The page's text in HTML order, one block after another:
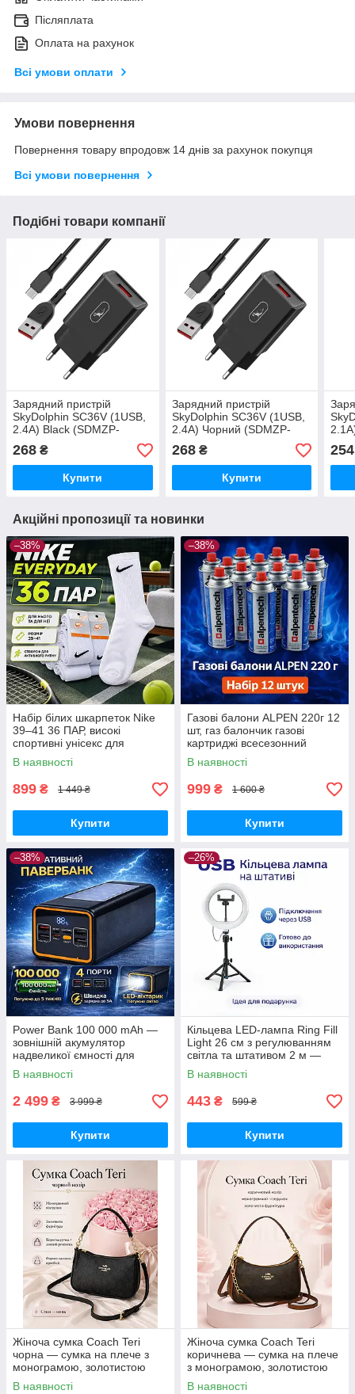
Післяплата
Оплата на рахунок
Всі умови оплати
Умови повернення
Повернення товару впродовж 14 днів за рахунок покупця
Всі умови повернення
Подібні товари компанії
Зарядний пристрій
SkyDolphin SC36V (1USB,
2.4A) Black (SDMZP-
000176) + кабель
microUSB
268 ₴
Купити
Зарядний пристрій
SkyDolphin SC36V (1USB,
2.4A) Чорний (SDMZP-
000176) + кабель
microUSB, 36 Вт
268₴
Купити
254
Акційні пропозиції та новинки
–38%
Набір білих шкарпеток Nike
39–41 36 ПАР, високі
спортивні унісекс для
щоденного використання
В наявності
899 ₴ 1 449 ₴
Купити
–38%
Газові балони ALPEN 220г 12
шт, газ балончик газові
картриджі всесезонний
пропан-бутан для
портативних плит, пальників
та кемпінгу
В наявності
999 ₴ 1 600 ₴
Купити
–38%
Power Bank 100 000 mAh —
зовнішній акумулятор
надвеликої ємності для
телефону, роутера та
автономного живлення
В наявності
2 499 ₴ 3 999 ₴
Купити
–26%
Кільцева LED-лампа Ring Fill
Light 26 см з регулюванням
світла та штативом 2 м —
світло для селфі, блогерів,
візажистів, фото-віде
В наявності
443 ₴ 599 ₴
Купити
Жіноча сумка Coach Teri
чорна — сумка на плече з
монограмою, золотистою
фурнітурою та ремінцем
В наявності
Жіноча сумка Coach Teri
коричнева — сумка на плече
з монограмою, золотистою
фурнітурою та ремінцем
В наявності